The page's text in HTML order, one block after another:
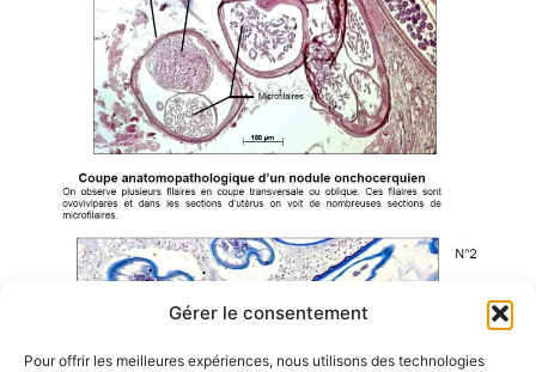
Gérer le consentement
Pour offrir les meilleures expériences, nous utilisons des technologies